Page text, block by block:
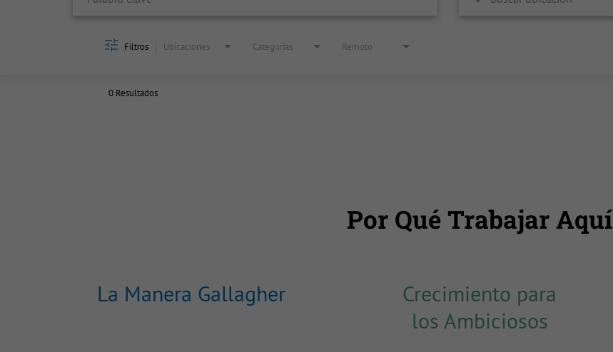
Filtros Ubicaciones Categorías Remoto
0 Resultados
Por Qué Trabajar Aquí
La Manera Gallagher
Crecimiento para
los Ambiciosos